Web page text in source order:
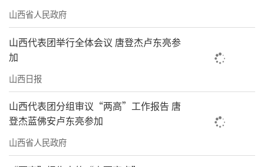
山西省人民政府
山西代表团举行全体会议 唐登杰卢东亮参
加
山西日报
山西代表团分组审议“两高”工作报告 唐
登杰蓝佛安卢东亮参加
山西省人民政府